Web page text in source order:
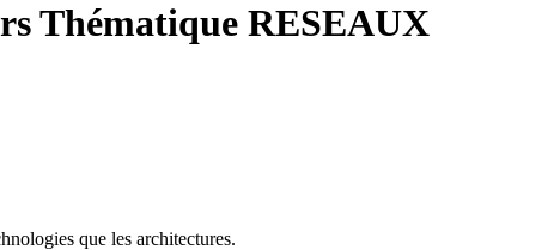
Thématique RESEAUX
que les architectures.